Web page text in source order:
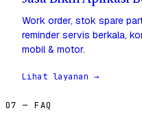
Work order, stok spare
reminder servis berkala,
mobil & motor.
Lihat layanan →
07 — FAQ